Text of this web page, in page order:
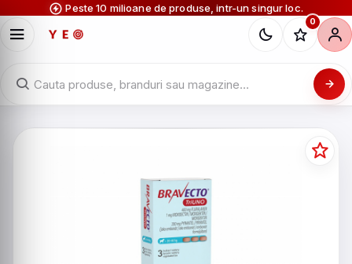
Peste 10 milioane de produse, intr-un singur loc.
0